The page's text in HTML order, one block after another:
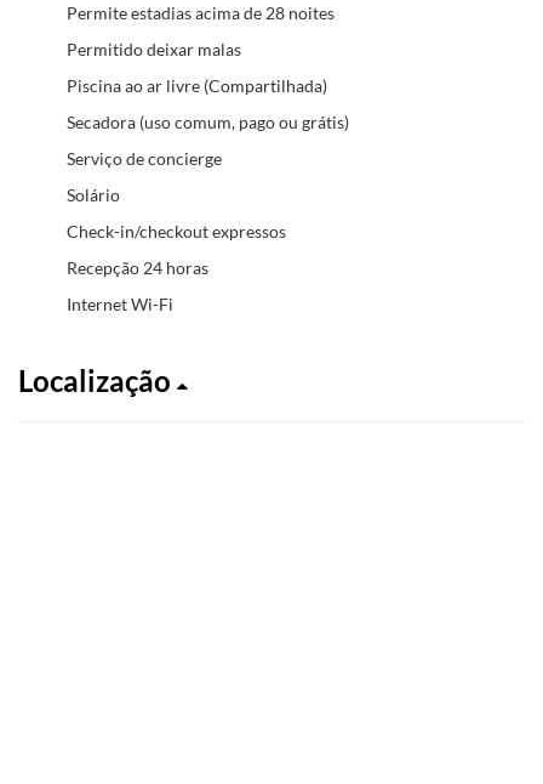
Permite estadias acima de 28 noites
Permitido deixar malas
Piscina ao ar livre (Compartilhada)
Secadora (uso comum, pago ou grátis)
Serviço de concierge
Solário
Check-in/checkout expressos
Recepção 24 horas
Internet Wi-Fi
Localização